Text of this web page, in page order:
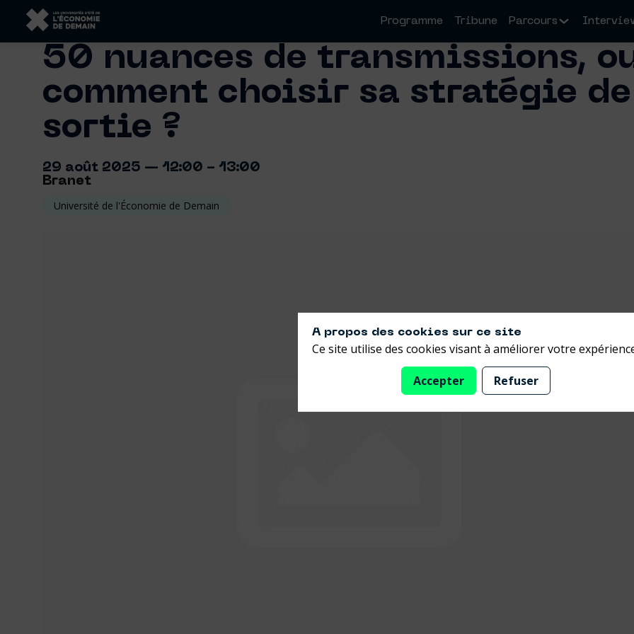
Programme Tribune Parcours
50 nuances de transmissions,
comment choisir sa stratégie de
sortie ?
29 août 2025 — 12:00 - 13:00
Branet
Université de l'Économie de Demain
A propos des cookies sur ce site
Ce site utilise des cookies visant à améliorer votre
Accepter Refuser